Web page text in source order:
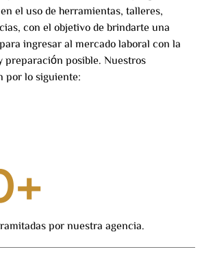
el uso de herramientas, talleres,
con el objetivo de brindarte una
ingresar al mercado laboral con la
preparación posible. Nuestros
por lo siguiente:
+
por nuestra agencia.